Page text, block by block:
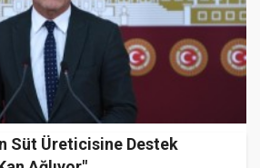
Süt Üreticisine Destek